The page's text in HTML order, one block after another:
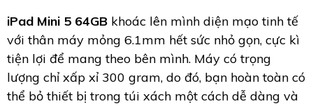
iPad Mini 5 64GB khoác lên mình diện mạo tinh tế
với thân máy mỏng 6.1mm hết sức nhỏ gọn, cực kì
tiện lợi để mang theo bên mình. Máy có trọng
lượng chỉ xấp xỉ 300 gram, do đó, bạn hoàn toàn có
thể bỏ thiết bị trong túi xách một cách dễ dàng và